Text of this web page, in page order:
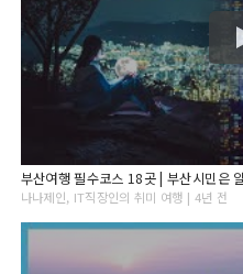
부산여행 필수코스 18곳 | 부산시민은
나나제인, IT직장인의 취미 여행 | 4년 전